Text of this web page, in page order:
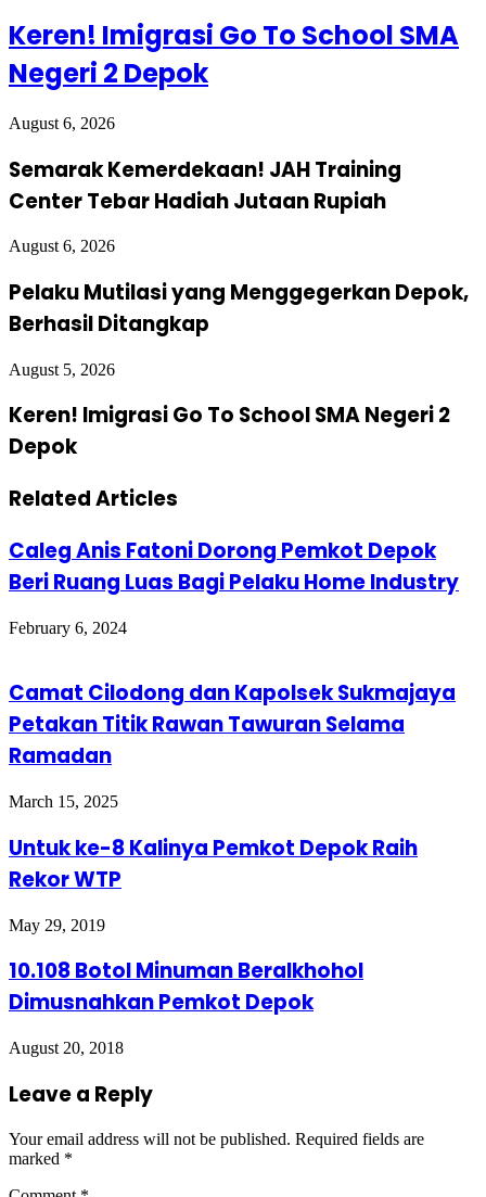
Keren! Imigrasi Go To School SMA
Negeri 2 Depok
August 6, 2026
Semarak Kemerdekaan! JAH Training
Center Tebar Hadiah Jutaan Rupiah
August 6, 2026
Pelaku Mutilasi yang Menggegerkan Depok,
Berhasil Ditangkap
August 5, 2026
Keren! Imigrasi Go To School SMA Negeri 2
Depok
Related Articles
Caleg Anis Fatoni Dorong Pemkot Depok
Beri Ruang Luas Bagi Pelaku Home Industry
February 6, 2024
Camat Cilodong dan Kapolsek Sukmajaya
Petakan Titik Rawan Tawuran Selama
Ramadan
March 15, 2025
Untuk ke-8 Kalinya Pemkot Depok Raih
Rekor WTP
May 29, 2019
10.108 Botol Minuman Beralkhohol
Dimusnahkan Pemkot Depok
August 20, 2018
Leave a Reply
Your email address will not be published. Required fields are
marked *